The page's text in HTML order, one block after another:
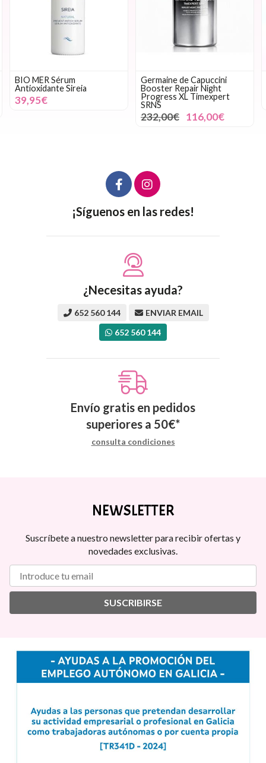
BIO MER Sérum
Antioxidante Sireia
39,95€
Germaine de Capuccini
Booster Repair Night
Progress XL Timexpert
SRNS
232,00€ 116,00€
¡Síguenos en las redes!
¿Necesitas ayuda?
652 560 144
ENVIAR EMAIL
652 560 144
Envío gratis en pedidos
superiores a 50€*
consulta condiciones
NEWSLETTER
Suscríbete a nuestro newsletter para recibir ofertas y
novedades exclusivas.
SUSCRIBIRSE